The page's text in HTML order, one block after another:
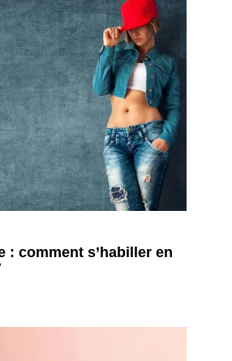
: comment s’habiller en